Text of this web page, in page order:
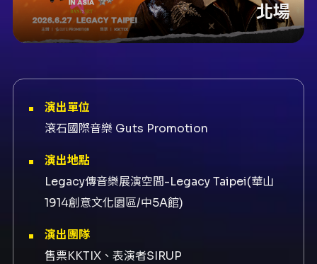
北場
演出單位
滾石國際音樂 Guts Promotion
演出地點
Legacy傳音樂展演空間-Legacy Taipei(華山
1914創意文化園區/中5A館)
演出團隊
售票KKTIX、表演者SIRUP